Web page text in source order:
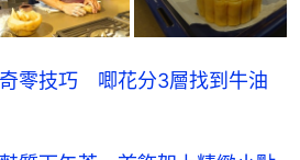
奇零技巧 唧花分3層找到牛油